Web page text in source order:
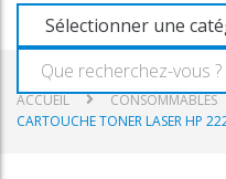
ACCUEIL CONSOMMABLES
CARTOUCHE TONER LASER HP